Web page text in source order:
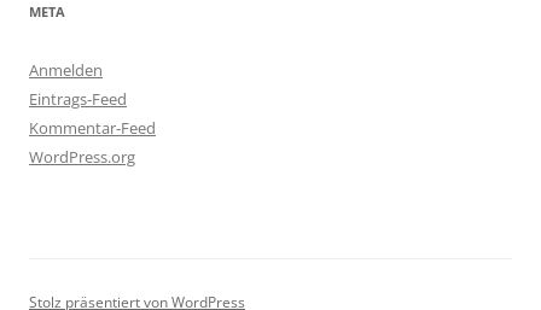
META
Anmelden
Eintrags-Feed
Kommentar-Feed
WordPress.org
Stolz präsentiert von WordPress